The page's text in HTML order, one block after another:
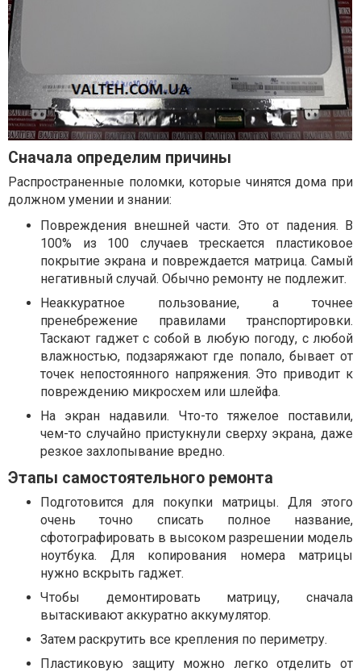
Сначала определим причины
Распространенные поломки, которые чинятся дома при
должном умении и знании:
Повреждения внешней части. Это от падения. В
100% из 100 случаев трескается пластиковое
покрытие экрана и повреждается матрица. Самый
негативный случай. Обычно ремонту не подлежит.
Неаккуратное пользование, а точнее
пренебрежение правилами транспортировки.
Таскают гаджет с собой в любую погоду, с любой
влажностью, подзаряжают где попало, бывает от
точек непостоянного напряжения. Это приводит к
повреждению микросхем или шлейфа.
На экран надавили. Что-то тяжелое поставили,
чем-то случайно пристукнули сверху экрана, даже
резкое захлопывание вредно.
Этапы самостоятельного ремонта
Подготовится для покупки матрицы. Для этого
очень точно списать полное название,
сфотографировать в высоком разрешении модель
ноутбука. Для копирования номера матрицы
нужно вскрыть гаджет.
Чтобы демонтировать матрицу, сначала
вытаскивают аккуратно аккумулятор.
Затем раскрутить все крепления по периметру.
Пластиковую защиту можно легко отделить от